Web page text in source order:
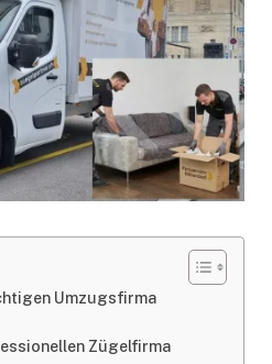
Umzugsfirma
Zügelfirma